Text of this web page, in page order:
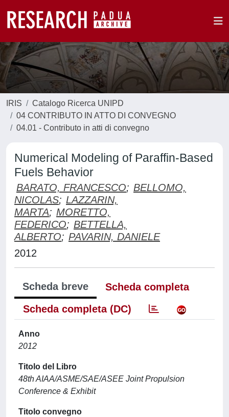
IRIS
Catalogo Ricerca UNIPD
04 CONTRIBUTO IN ATTO DI CONVEGNO
04.01 - Contributo in atti di convegno
Numerical Modeling of Paraffin-Based
Fuels Behavior
BARATO, FRANCESCO; BELLOMO,
NICOLAS; LAZZARIN,
MARTA; MORETTO,
FEDERICO; BETTELLA,
ALBERTO; PAVARIN, DANIELE
2012
Scheda breve
Scheda completa
Scheda completa (DC)
Anno
2012
Titolo del Libro
48th AIAA/ASME/SAE/ASEE Joint Propulsion
Conference & Exhibit
Titolo convegno